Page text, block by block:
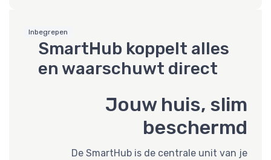
Inbegrepen
SmartHub koppelt alles
en waarschuwt direct
Jouw huis, slim
beschermd
De SmartHub is de centrale unit van je